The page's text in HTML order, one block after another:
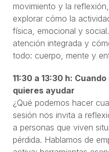
movimiento y la
explorar cómo la
física, emocional y
atención integrada y
todo: cuerpo, mente y
11:30 a 13:30 h:
quieres ayudar
¿Qué podemos hacer
sesión nos invita a
a personas que viven
pérdida. Hablamos de